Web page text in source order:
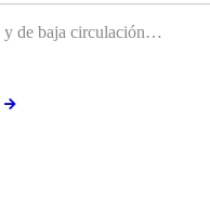
y de baja circulación…